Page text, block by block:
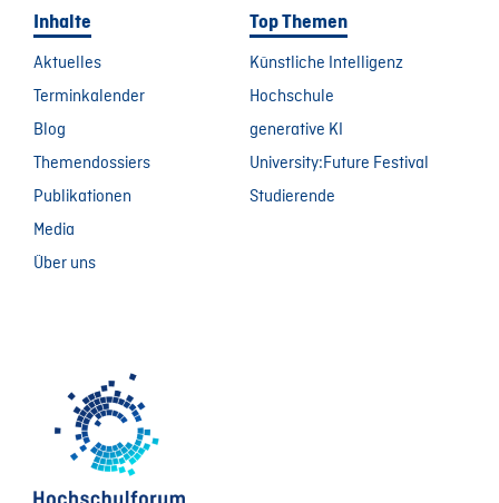
Inhalte
Aktuelles
Terminkalender
Blog
Themendossiers
Publikationen
Media
Über uns
Top Themen
Künstliche Intelligenz
Hochschule
generative KI
University:Future Festival
Studierende